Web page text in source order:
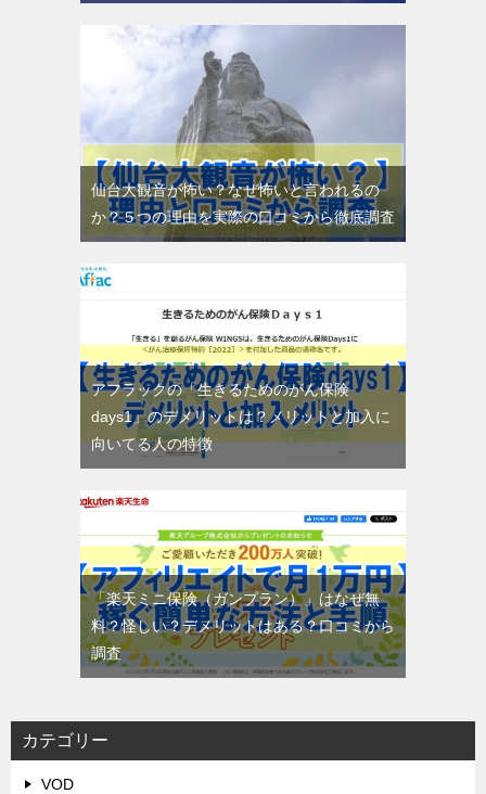
仙台大観音が怖い？なぜ怖いと言われるの
か？５つの理由を実際の口コミから徹底調査
アフラックの「生きるためのがん保険
days1」のデメリットは？メリットと加入に
向いてる人の特徴
「楽天ミニ保険（ガンプラン）」はなぜ無
料？怪しい？デメリットはある？口コミから
調査
カテゴリー
VOD